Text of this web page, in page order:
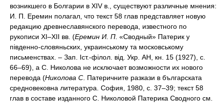
возникшего в Болгарии в XIV в., существуют различные мнения:
И. П. Еремин полагал, что текст 58 глав представляет новую
редакцию древнеславянского перевода, известного по
рукописи XI–XII вв. (Еремин И. П . «Сводный» Патерик у
пiвденно-словяньских, украинському та московському
письменствах. – Зап. Iст.-фiлол. вiд. Укр. АН, кн. 15 (1927), с.
66–69), а С. Николова не исключает возможности их нового
перевода (Николова С . Патеричните разкази в българската
средновековна литература. София, 1980, с. 37–39; текст 58
глав в составе изданного С. Николовой Патерика Сводного см.